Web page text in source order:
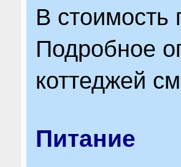
В стоимость
Подробное
коттеджей
Питание